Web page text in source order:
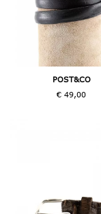
POST&CO
€ 49,00